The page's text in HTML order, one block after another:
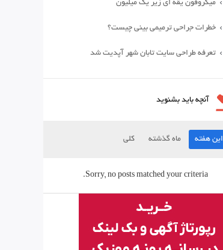
میکروفون یقه ای زیر یک میلیون
خطرات جراحی ترمیمی بینی چیست؟
تعرفه طراحی سایت تابان شهر آپدیت شد
آنچه باید بشنوید
این هفته ماه گذشته کلی
Sorry, no posts matched your criteria.